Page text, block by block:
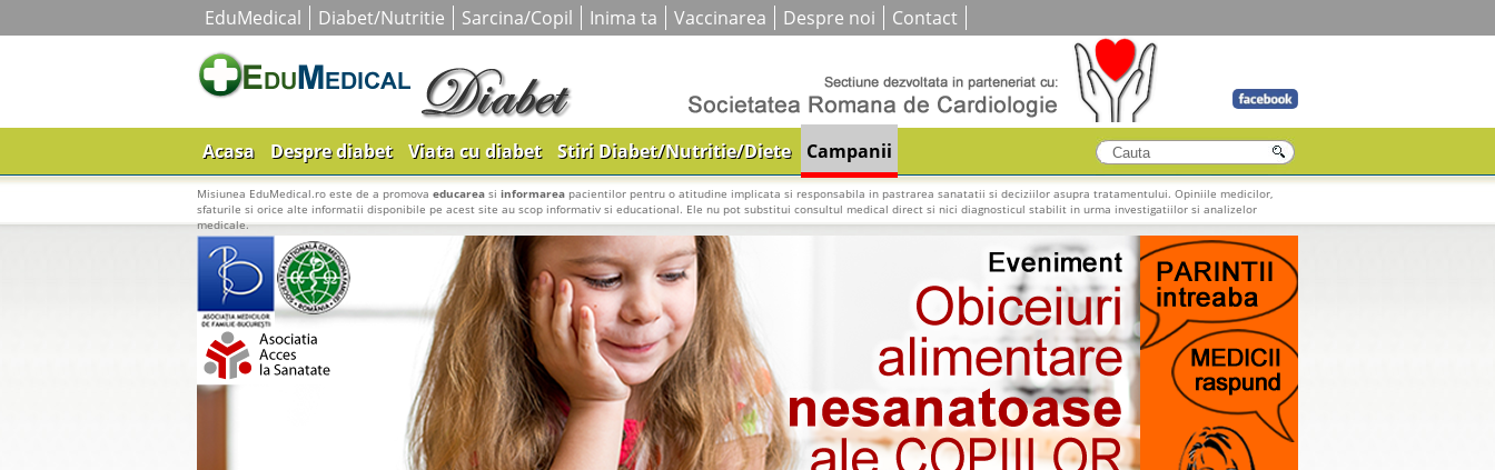
EduMedical Diabet/Nutritie Sarcina/Copil Inima ta Vaccinarea Despre noi Contact
Acasa Despre diabet Viata cu diabet Stiri Diabet/Nutritie/Diete Campanii
Misiunea EduMedical.ro este de a promova educarea si informarea pacientilor pentru o atitudine implicata si responsabila in pastrarea sanatatii si deciziilor asupra tratamentului. Opiniile medicilor,
sfaturile si orice alte informatii disponibile pe acest site au scop informativ si educational. Ele nu pot substitui consultul medical direct si nici diagnosticul stabilit in urma investigatiilor si analizelor
medicale.